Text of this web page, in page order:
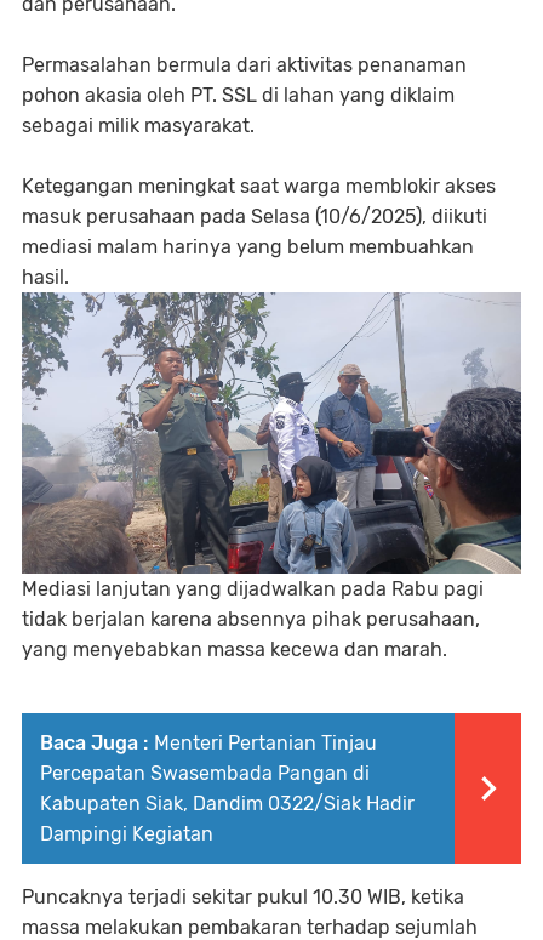
Permasalahan bermula dari aktivitas penanaman
pohon akasia oleh PT. SSL di lahan yang diklaim
sebagai milik masyarakat.
Ketegangan meningkat saat warga memblokir akses
masuk perusahaan pada Selasa (10/6/2025), diikuti
mediasi malam harinya yang belum membuahkan
hasil.
Mediasi lanjutan yang dijadwalkan pada Rabu pagi
tidak berjalan karena absennya pihak perusahaan,
yang menyebabkan massa kecewa dan marah.
Baca Juga : Menteri Pertanian Tinjau
Percepatan Swasembada Pangan di
Kabupaten Siak, Dandim 0322/Siak Hadir
Dampingi Kegiatan
Puncaknya terjadi sekitar pukul 10.30 WIB, ketika
massa melakukan pembakaran terhadap sejumlah